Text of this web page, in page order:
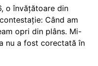
o învățătoare din
Când am
opri din plâns. Mi-
nu a fost corectată în